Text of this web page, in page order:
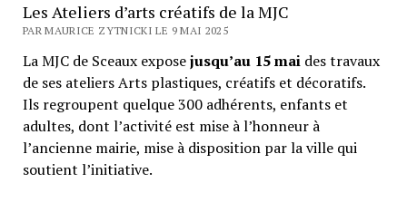
Les Ateliers d’arts créatifs de la MJC
PAR MAURICE ZYTNICKI LE 9 MAI 2025
La MJC de Sceaux exposejusqu’au 15 maides travaux
de ses ateliers Arts plastiques, créatifs et décoratifs.
Ils regroupent quelque 300 adhérents, enfants et
adultes, dont l’activité est mise à l’honneur à
l’ancienne mairie, mise à disposition par la ville qui
soutient l’initiative.